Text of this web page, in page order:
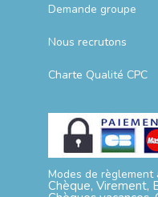
Demande groupe
Nous recrutons
Charte Qualité CPC
Modes de règlement
Chèque, Virement,